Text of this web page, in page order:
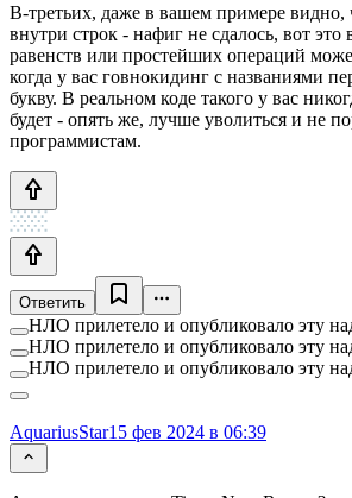
В-третьих, даже в вашем примере видно,
внутри строк - нафиг не сдалось, вот это
равенств или простейших операций
когда у вас говнокидинг с названиями
букву. В реальном коде такого у вас
будет - опять же, лучше уволиться и не
программистам.
Ответить
НЛО прилетело и опубликовало эту
НЛО прилетело и опубликовало эту
НЛО прилетело и опубликовало эту
AquariusStar15 фев 2024 в 06:39